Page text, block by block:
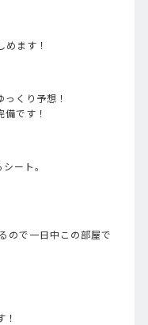
めます！
くり予想！
です！
ート。
ので一日中この部屋で